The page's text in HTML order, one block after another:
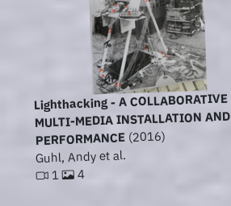
Lighthacking - A COLLABORATIVE
MULTI-MEDIA INSTALLATION AND
PERFORMANCE(2016)
Guhl, Andy et al.
1 4